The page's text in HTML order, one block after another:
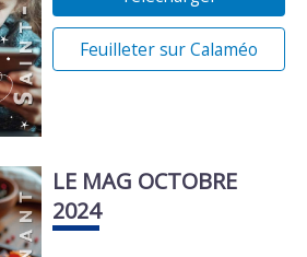
Feuilleter sur Calaméo
LE MAG OCTOBRE
2024